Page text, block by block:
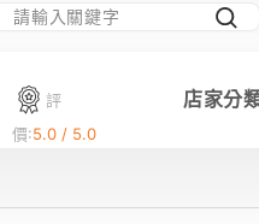
評
價:5.0 / 5.0
店家分